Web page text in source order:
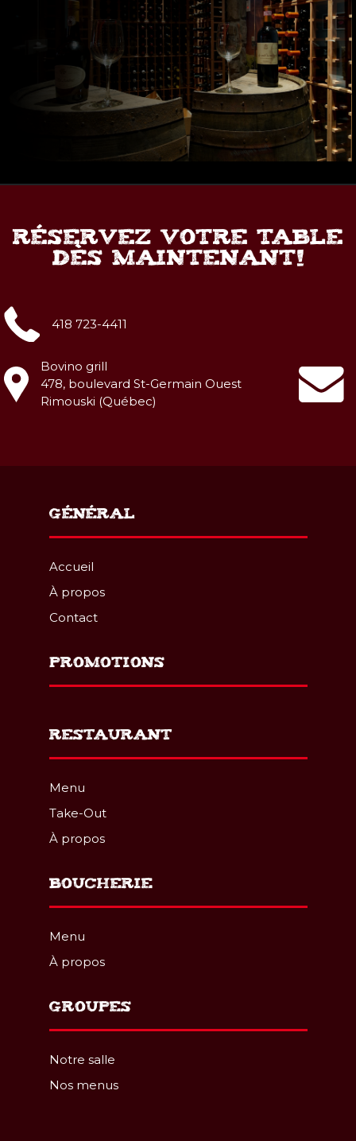
RÉSERVEZ VOTRE TABLE
DÈS MAINTENANT!
418 723-4411
Bovino grill
478, boulevard St-Germain Ouest
Rimouski (Québec)
GÉNÉRAL
Accueil
À propos
Contact
PROMOTIONS
RESTAURANT
Menu
Take-Out
À propos
BOUCHERIE
Menu
À propos
GROUPES
Notre salle
Nos menus